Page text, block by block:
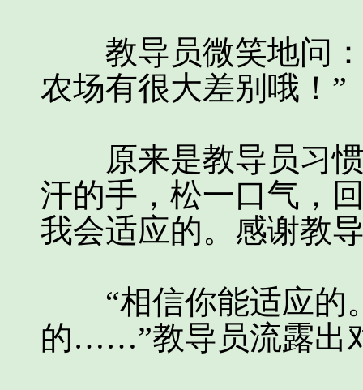
教导员微笑地问：
农场有很大差别哦！”
原来是教导员习惯
汗的手，松一口气，
我会适应的。感谢教
“相信你能适应的
的……”教导员流露出